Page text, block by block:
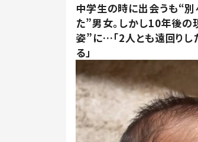
中学生の時に出会うも“
た”男女。しかし10年後
姿”に…「2人とも遠回りし
る」